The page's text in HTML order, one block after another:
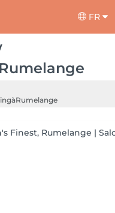
FR
Rumelange
àRumelange